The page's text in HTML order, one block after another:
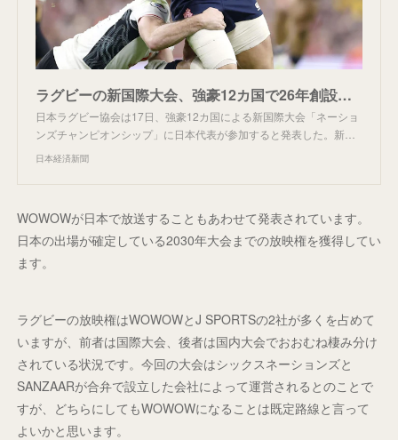
ラグビーの新国際大会、強豪12カ国で26年創設 日本も参加 - 日本経済新聞
日本ラグビー協会は17日、強豪12カ国による新国際大会「ネーショ
ンズチャンピオンシップ」に日本代表が参加すると発表した。新…
日本経済新聞
WOWOWが日本で放送することもあわせて発表されています。
日本の出場が確定している2030年大会までの放映権を獲得してい
ます。
ラグビーの放映権はWOWOWとJ SPORTSの2社が多くを占めて
いますが、前者は国際大会、後者は国内大会でおおむね棲み分け
されている状況です。今回の大会はシックスネーションズと
SANZAARが合弁で設立した会社によって運営されるとのことで
すが、どちらにしてもWOWOWになることは既定路線と言って
よいかと思います。